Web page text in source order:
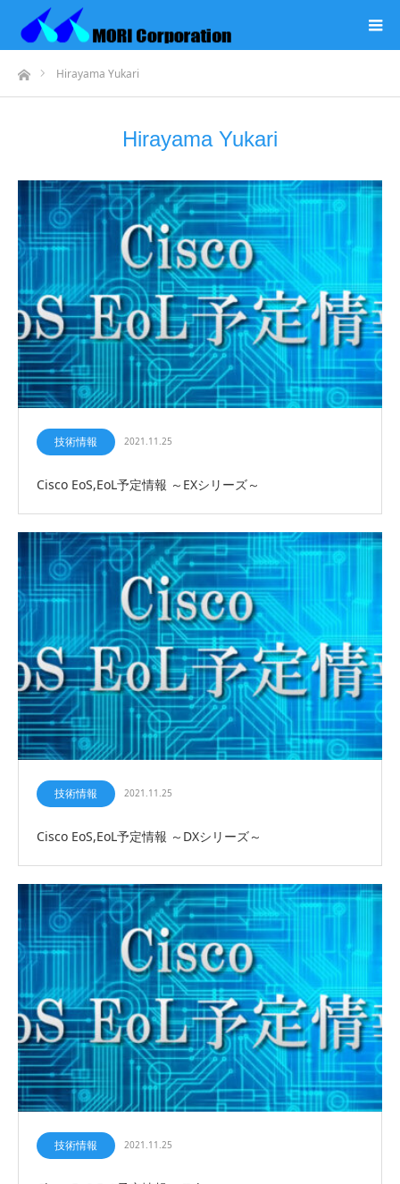
ホームHirayama Yukari
Hirayama Yukari
技術情報 2021.11.25
Cisco EoS,EoL予定情報 ～EXシリーズ～
技術情報 2021.11.25
Cisco EoS,EoL予定情報 ～DXシリーズ～
技術情報 2021.11.25